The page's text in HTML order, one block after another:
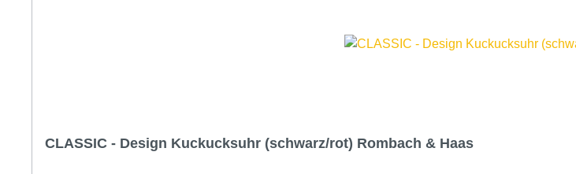
CLASSIC - Design Kuckucksuhr (schwarz/rot) Rombach & Haas